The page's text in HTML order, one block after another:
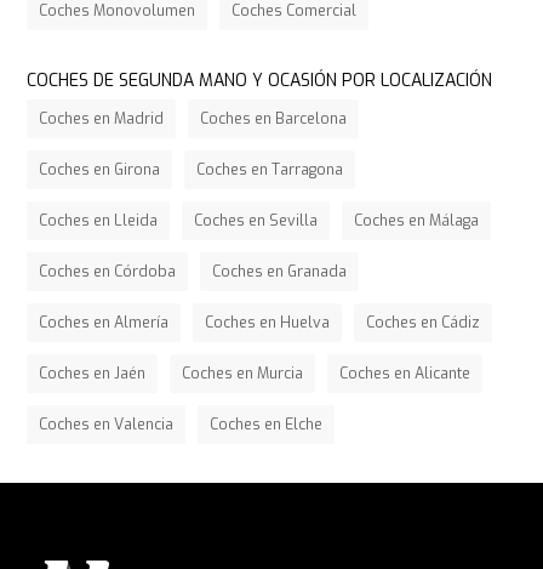
Coches Monovolumen Coches Comercial
COCHES DE SEGUNDA MANO Y OCASIÓN POR LOCALIZACIÓN
Coches en Madrid Coches en Barcelona
Coches en Girona Coches en Tarragona
Coches en Lleida Coches en Sevilla Coches en Málaga
Coches en Córdoba Coches en Granada
Coches en Almería Coches en Huelva Coches en Cádiz
Coches en Jaén Coches en Murcia Coches en Alicante
Coches en Valencia Coches en Elche